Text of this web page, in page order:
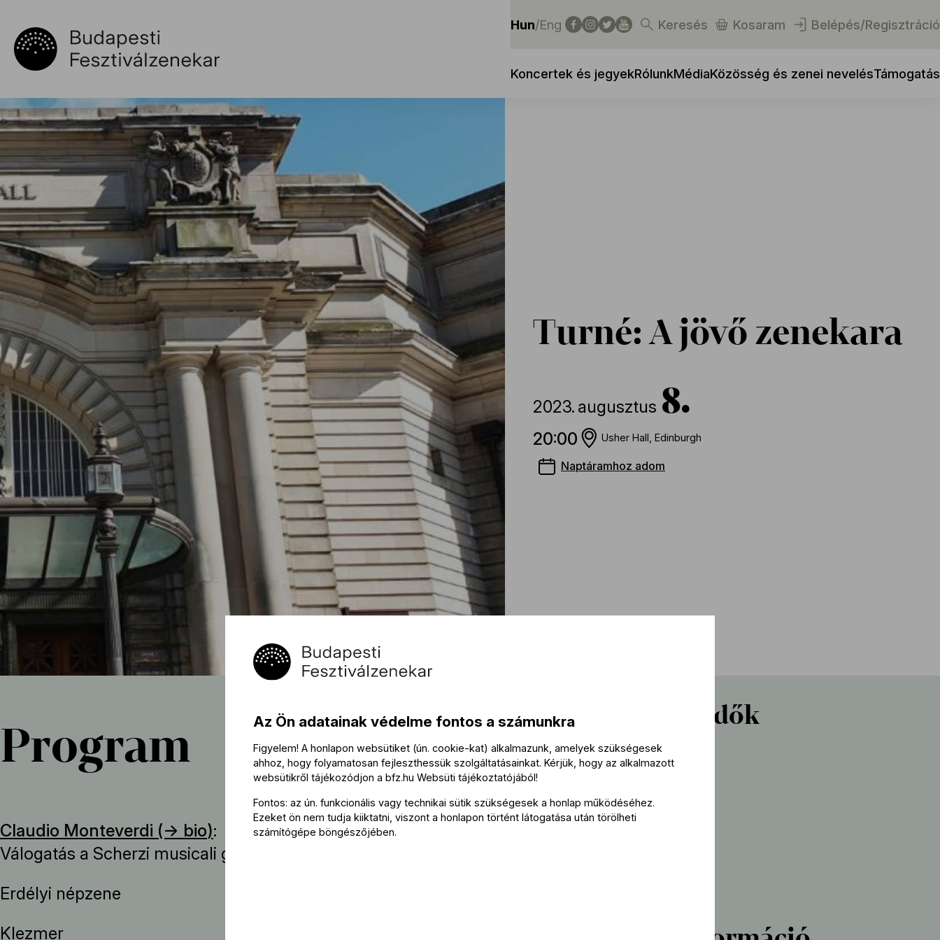
Hun/Eng Keresés Kosaram Belépés/Regisztráció
Koncertek és jegyekRólunkMédiaKözösség és zenei nevelésTámogatás
Turné: A jövő zenekara
2023. augusztus 8
20:00 Usher Hall, Edinburgh
Naptáramhoz adom
Program
Claudio Monteverdi (→ bio):
Válogatás a Scherzi musicali gyűjteményből
Erdélyi népzene
Klezmer
Közreműködők
Vezényel
Fischer Iván
Az Ön adatainak védelme fontos a számunkra
Figyelem! A honlapon websütiket (ún. cookie-kat) alkalmazunk, amelyek szükségesek
ahhoz, hogy folyamatosan fejleszthessük szolgáltatásainkat. Kérjük, hogy az alkalmazott
websütikről tájékozódjon a bfz.hu Websüti tájékoztatójából!
Fontos: az ún. funkcionális vagy technikai sütik szükségesek a honlap működéséhez.
Ezeket ön nem tudja kiiktatni, viszont a honlapon történt látogatása után törölheti
számítógépe böngészőjében.